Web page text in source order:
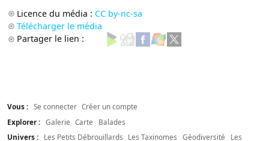
Licence du média : CC by-nc-sa
Télécharger le média
Partager le lien :
Vous : Se connecter Créer un compte
Explorer : Galerie Carte
Balades
Univers :
Les Petits Débrouillards Les Taxinomes Géodiversité Les